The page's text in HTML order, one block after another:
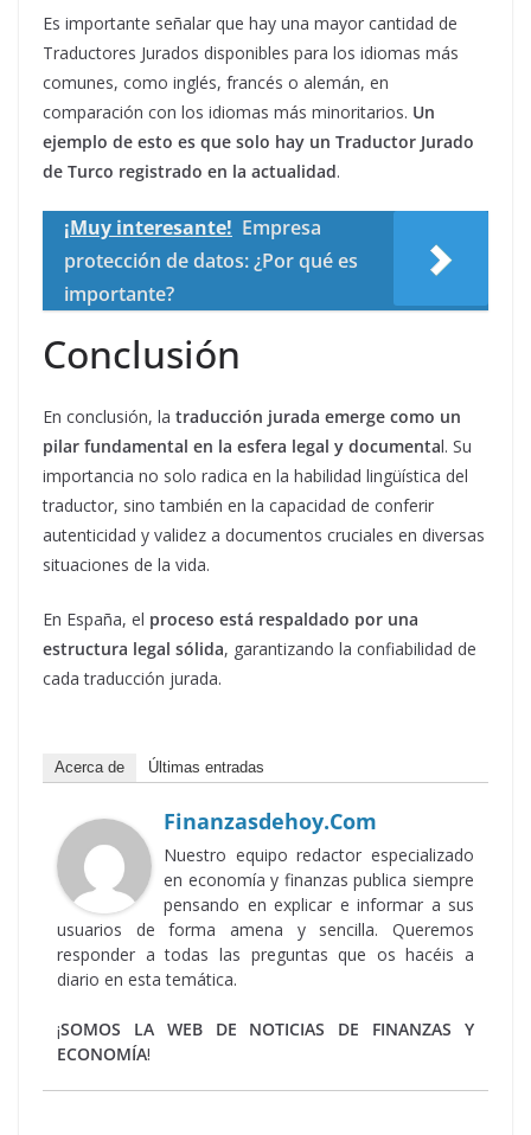
Es importante señalar que hay una mayor cantidad de
Traductores Jurados disponibles para los idiomas más
comunes, como inglés, francés o alemán, en
comparación con los idiomas más minoritarios. Un
ejemplo de esto es que solo hay un Traductor Jurado
de Turco registrado en la actualidad.
¡Muy interesante! Empresa
protección de datos: ¿Por qué es
importante?
Conclusión
En conclusión, la traducción jurada emerge como un
pilar fundamental en la esfera legal y documental. Su
importancia no solo radica en la habilidad lingüística del
traductor, sino también en la capacidad de conferir
autenticidad y validez a documentos cruciales en diversas
situaciones de la vida.
En España, el proceso está respaldado por una
estructura legal sólida, garantizando la confiabilidad de
cada traducción jurada.
Acerca de Últimas entradas
Finanzasdehoy.com
Nuestro equipo redactor especializado
en economía y finanzas publica siempre
pensando en explicar e informar a sus
usuarios de forma amena y sencilla. Queremos
responder a todas las preguntas que os hacéis a
diario en esta temática.
¡SOMOS LA WEB DE NOTICIAS DE FINANZAS Y
ECONOMÍA!